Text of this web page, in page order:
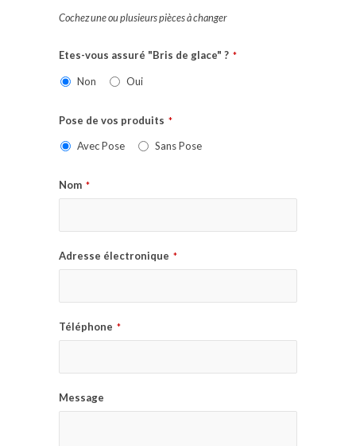
Cochez une ou plusieurs pièces à changer
Etes-vous assuré "Bris de glace" ? *
Non Oui
Pose de vos produits *
Avec Pose Sans Pose
Nom *
Adresse électronique *
Téléphone *
Message